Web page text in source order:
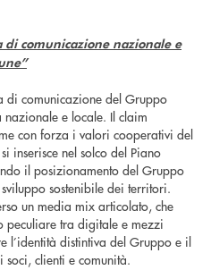
comunicazione nazionale e
di comunicazione del Gruppo
nazionale e locale. Il claim
con forza i valori cooperativi del
inserisce nel solco del Piano
il posizionamento del Gruppo
sostenibile dei territori.
un media mix articolato, che
peculiare tra digitale e mezzi
l’identità distintiva del Gruppo e il
clienti e comunità.